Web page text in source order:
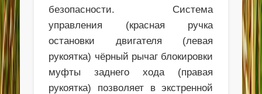
безопасности. Система
управления (красная ручка
остановки двигателя (левая
рукоятка) чёрный рычаг блокировки
муфты заднего хода (правая
рукоятка) позволяет в экстренной